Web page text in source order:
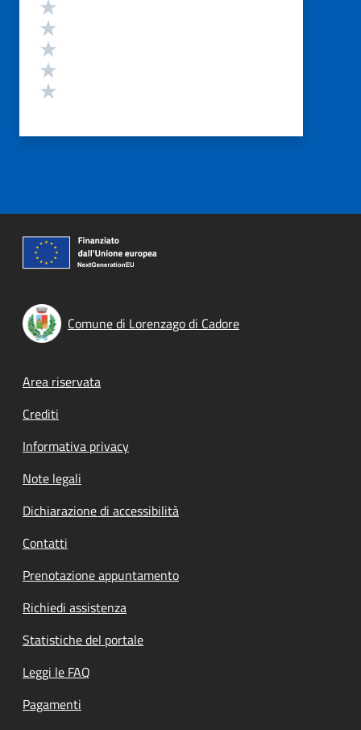
Comune di Lorenzago di Cadore
Footer menu
Area riservata
Crediti
Informativa privacy
Note legali
Dichiarazione di accessibilità
Contatti
Prenotazione appuntamento
Richiedi assistenza
Statistiche del portale
Leggi le FAQ
Pagamenti